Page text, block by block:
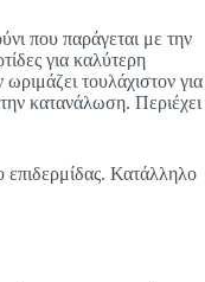
που παράγεται με την
για καλύτερη
τουλάχιστον για
κατανάλωση. Περιέχει
Κατάλληλο